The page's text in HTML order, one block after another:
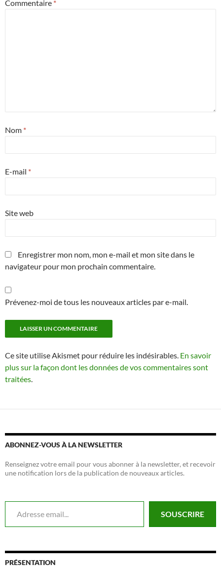
Commentaire *
Nom *
E-mail *
Site web
Enregistrer mon nom, mon e-mail et mon site dans le
navigateur pour mon prochain commentaire.
Prévenez-moi de tous les nouveaux articles par e-mail.
Ce site utilise Akismet pour réduire les indésirables. En savoir
plus sur la façon dont les données de vos commentaires sont
traitées.
ABONNEZ-VOUS À LA NEWSLETTER
Renseignez votre email pour vous abonner à la newsletter, et recevoir
une notification lors de la publication de nouveaux articles.
Adresse email...
SOUSCRIRE
PRÉSENTATION